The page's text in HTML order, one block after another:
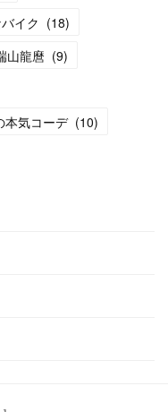
イク (18)
山龍麿 (9)
本気コーデ (10)